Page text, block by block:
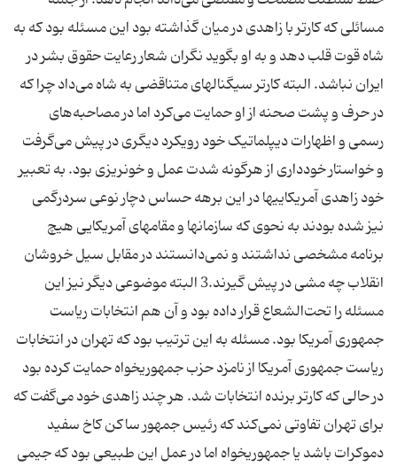
مسائلی که کارتر با زاهدی در میان گذاشته بود این مسئله بود که به
شاه قوت قلب دهد و به او بگوید نگران شعار رعایت حقوق بشر در
ایران نباشد. البته کارتر سیگنالهای متناقضی به شاه می‌داد چرا که
در حرف و پشت صحنه از او حمایت می‌کرد اما در مصاحبه‌های
رسمی و اظهارات دیپلماتیک خود رویکرد دیگری در پیش می‌گرفت
و خواستار خودداری از هرگونه شدت عمل و خونریزی بود. به تعبیر
خود زاهدی آمریکاییها در این برهه حساس دچار نوعی سردرگمی
نیز شده بودند به نحوی که سازمانها و مقامهای آمریکایی هیچ
برنامه مشخصی نداشتند و نمی‌دانستند در مقابل سیل خروشان
انقلاب چه مشی در پیش گیرند.3 البته موضوعی دیگر نیز این
مسئله را تحت‌الشعاع قرار داده بود و آن هم انتخابات ریاست
جمهوری آمریکا بود. مسئله به این ترتیب بود که تهران در انتخابات
ریاست جمهوری آمریکا از نامزد حزب جمهوریخواه حمایت کرده بود
در حالی که کارتر برنده انتخابات شد. هر چند زاهدی خود می‌گفت که
برای تهران تفاوتی نمی‌کند که رئیس جمهور ساکن کاخ سفید
دموکرات باشد یا جمهوریخواه اما در عمل این طبیعی بود که جیمی